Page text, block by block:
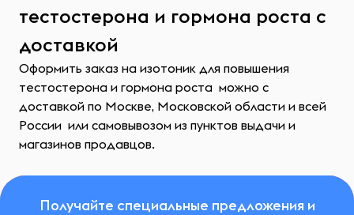
тестостерона и гормона роста с
доставкой
Оформить заказ на изотоник для повышения
тестостерона и гормона роста можно с
доставкой по Москве, Московской области и всей
России или самовывозом из пунктов выдачи и
магазинов продавцов.
Получайте специальные предложения и